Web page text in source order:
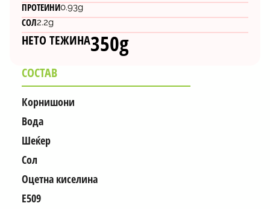
ПРОТЕИНИ0.93g
СОЛ2.2g
НЕТО ТЕЖИНА350g
СОСТАВ
Корнишони
Вода
Шеќер
Сол
Оцетна киселина
E509